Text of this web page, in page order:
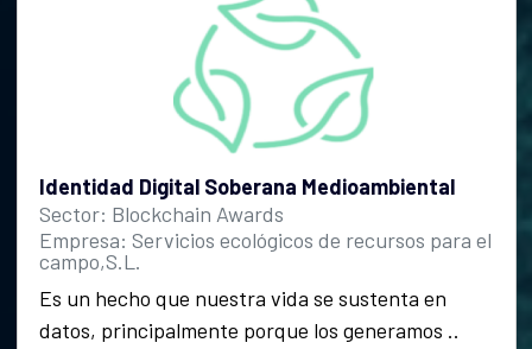
Identidad Digital Soberana Medioambiental
Sector: Blockchain Awards
Empresa: Servicios ecológicos de recursos para el
campo,S.L.
Es un hecho que nuestra vida se sustenta en
datos, principalmente porque los generamos ..